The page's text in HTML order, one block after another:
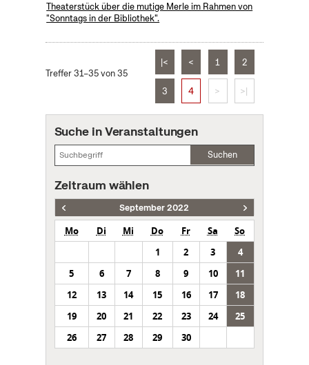
Theaterstück über die mutige Merle im Rahmen von
"Sonntags in der Bibliothek".
Treffer 31–35 von 35
|< < 1 2
3 4 > >|
Suche in Veranstaltungen
Suchen
Zeitraum wählen
September 2022
Mo Di Mi Do Fr Sa
So
1
2 3
4
5
6 7 8 9 10
11
12
13 14 15 16 17
18
19
20 21 22 23 24
25
26
27 28 29 30